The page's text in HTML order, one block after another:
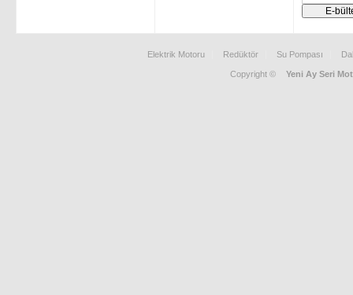
Elektrik Motoru Redüktör Su Pompası
Copyright © Yeni Ay Seri